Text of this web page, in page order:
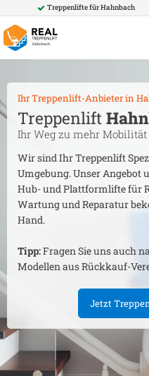
Treppenlifte fürHahnbach
Ihr Treppenlift-Anbieter in
Treppenlift
Ihr Weg zu mehr Mobilität
Wir sind Ihr Treppenlift
Umgebung. Unser Angebot
Hub- und Plattformlifte für
Wartung und Reparatur
Hand.
Tipp:Fragen Sie uns auch
Modellen aus Rückkauf-
Jetzt